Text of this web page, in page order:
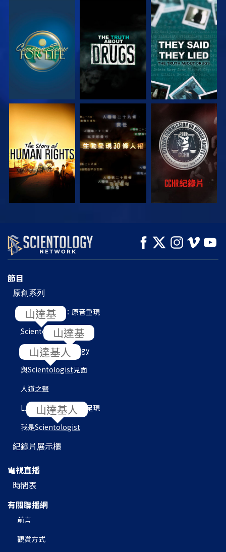
觀看 觀看 觀看
觀看 觀看 觀看
觀看 探索系列節目
節目
原創系列
L. 羅恩 賀伯特：原音重現
Scientology 內部
目的地：Scientology
與Scientologist見面
人道之聲
L. 羅恩 賀伯特圖書館呈現
我是Scientologist
紀錄片展示櫃
電視直播
時間表
有關聯播網
前言
觀賞方式